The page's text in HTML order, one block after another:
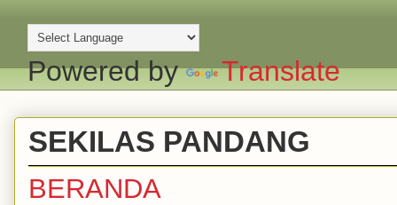
Powered by Translate
SEKILAS PANDANG
BERANDA